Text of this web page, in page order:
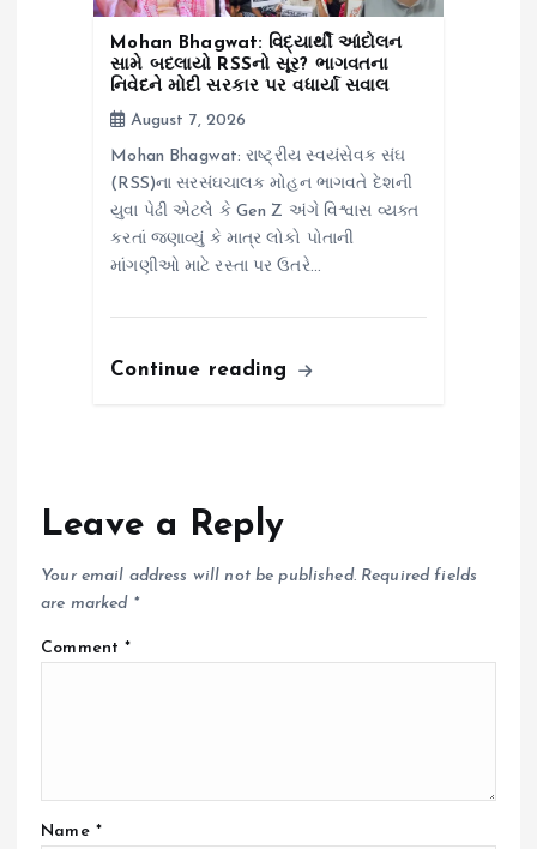
Mohan Bhagwat: વિદ્યાર્થી આંદોલન
સામે બદલાયો RSSનો સૂર? ભાગવતના
નિવેદને મોદી સરકાર પર વધાર્યા સવાલ
August 7, 2026
Mohan Bhagwat: રાષ્ટ્રીય સ્વયંસેવક સંઘ
(RSS)ના સરસંઘચાલક મોહન ભાગવતે દેશની
યુવા પેઢી એટલે કે Gen Z અંગે વિશ્વાસ વ્યક્ત
કરતાં જણાવ્યું કે માત્ર લોકો પોતાની
માંગણીઓ માટે રસ્તા પર ઉતરે…
Continue reading
Leave a Reply
Your email address will not be published. Required fields
are marked *
Comment*
Name *